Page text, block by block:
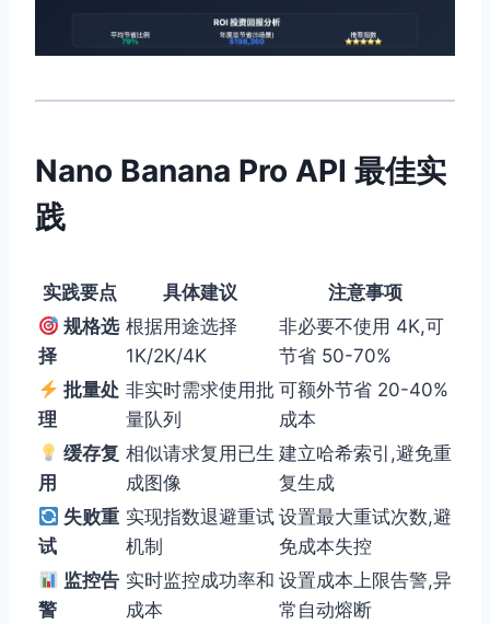
Nano Banana Pro API 最佳实
践
实践要点 具体建议
注意事项
规格选
择
根据用途选择
1K/2K/4K
非必要不使用 4K,可
节省 50-70%
批量处
理
非实时需求使用批
量队列
可额外节省 20-40%
成本
缓存复
用
相似请求复用已生
成图像
建立哈希索引,避免重
复生成
失败重
试
实现指数退避重试
机制
设置最大重试次数,避
免成本失控
监控告
警
实时监控成功率和
成本
设置成本上限告警,异
常自动熔断